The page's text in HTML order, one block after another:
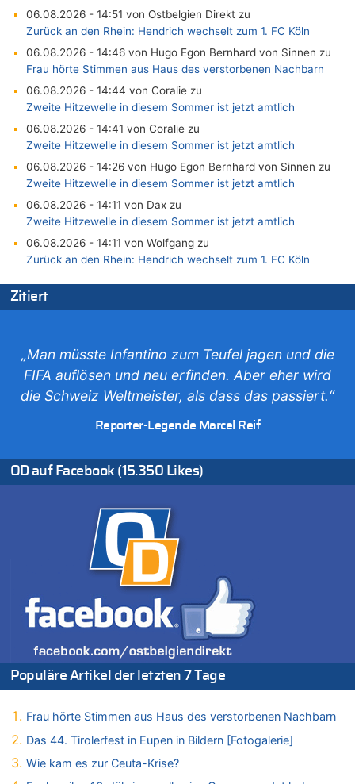
06.08.2026 - 14:51 von Ostbelgien Direkt zu
Zurück an den Rhein: Hendrich wechselt zum 1. FC Köln
06.08.2026 - 14:46 von Hugo Egon Bernhard von Sinnen zu
Frau hörte Stimmen aus Haus des verstorbenen Nachbarn
06.08.2026 - 14:44 von Coralie zu
Zweite Hitzewelle in diesem Sommer ist jetzt amtlich
06.08.2026 - 14:41 von Coralie zu
Zweite Hitzewelle in diesem Sommer ist jetzt amtlich
06.08.2026 - 14:26 von Hugo Egon Bernhard von Sinnen zu
Zweite Hitzewelle in diesem Sommer ist jetzt amtlich
06.08.2026 - 14:11 von Dax zu
Zweite Hitzewelle in diesem Sommer ist jetzt amtlich
06.08.2026 - 14:11 von Wolfgang zu
Zurück an den Rhein: Hendrich wechselt zum 1. FC Köln
Wasserstand des Rheins in NRW so niedrig wie noch nie
06.08.2026 - 13:34 von Zeitzeuge zu
Wasserstand des Rheins in NRW so niedrig wie noch nie
06.08.2026 - 13:27 von Hubert F. zu
06.08.2026 - 13:20 von Speck für die Mâuse zu
Vorwürfe gegen Präsident Gianni Infantino
06.08.2026 - 12:41 von Hugo Egon Bernhard von Sinnen zu
06.08.2026 - 12:36 von Gärlinde zu
Aachen ab 11. August wieder Mekka des Pferdesports –
Belgien setzt bei Reit-WM auf starke Springreiter
06.08.2026 - 12:26 von Guido Scholzen zu
Zweite Hitzewelle in diesem Sommer ist jetzt amtlich
06.08.2026 - 12:17 von Sparwasser zu
Zweite Hitzewelle in diesem Sommer ist jetzt amtlich
06.08.2026 - 12:13 von Dax zu
Zweite Hitzewelle in diesem Sommer ist jetzt amtlich
06.08.2026 - 12:13 von Heinz F. zu
Zweite Hitzewelle in diesem Sommer ist jetzt amtlich
06.08.2026 - 12:08 von Medium zu
Zitiert
„Man müsste Infantino zum Teufel jagen und die
FIFA auflösen und neu erfinden. Aber eher wird
die Schweiz Weltmeister, als dass das passiert.“
Reporter-Legende Marcel Reif
OD auf Facebook (15.350 Likes)
Populäre Artikel der letzten 7 Tage
Frau hörte Stimmen aus Haus des verstorbenen Nachbarn
Das 44. Tirolerfest in Eupen in Bildern [Fotogalerie]
Wie kam es zur Ceuta-Krise?